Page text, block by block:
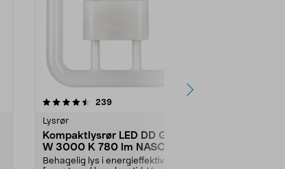
239anmeldelser
Lysrør
Kompaktlysrør LED DD GR8 7
W 3000 K 780 lm NASC
Behagelig lys i energieffektivt
4.5 av 5 stjerner